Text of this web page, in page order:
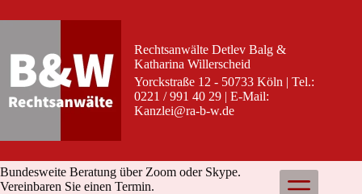
Inhalt
Rechtsanwälte Detlev Balg &
Katharina Willerscheid
Yorckstraße 12 - 50733 Köln | Tel.:
0221 / 991 40 29 | E-Mail:
Kanzlei@ra-b-w.de
Bundesweite Beratung über Zoom oder Skype.
Vereinbaren Sie einen Termin.